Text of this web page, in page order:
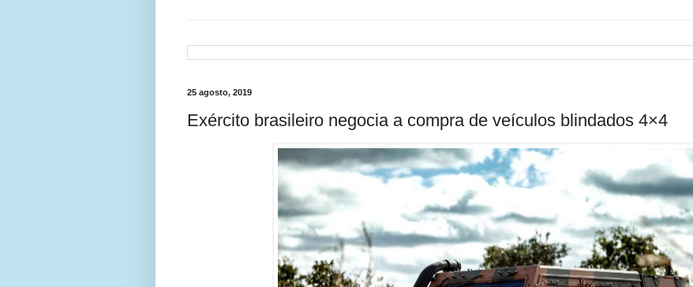
25 agosto, 2019
Exército brasileiro negocia a compra de veículos blindados 4×4